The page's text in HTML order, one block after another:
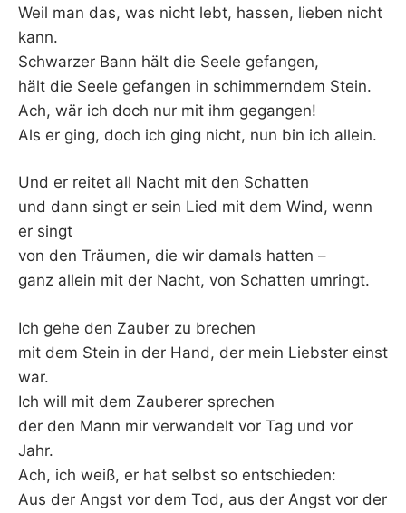
Weil man das, was nicht lebt, hassen, lieben nicht
kann.
Schwarzer Bann hält die Seele gefangen,
hält die Seele gefangen in schimmerndem Stein.
Ach, wär ich doch nur mit ihm gegangen!
Als er ging, doch ich ging nicht, nun bin ich allein.
Und er reitet all Nacht mit den Schatten
und dann singt er sein Lied mit dem Wind, wenn
er singt
von den Träumen, die wir damals hatten –
ganz allein mit der Nacht, von Schatten umringt.
Ich gehe den Zauber zu brechen
mit dem Stein in der Hand, der mein Liebster einst
war.
Ich will mit dem Zauberer sprechen
der den Mann mir verwandelt vor Tag und vor
Jahr.
Ach, ich weiß, er hat selbst so entschieden:
Aus der Angst vor dem Tod, aus der Angst vor der